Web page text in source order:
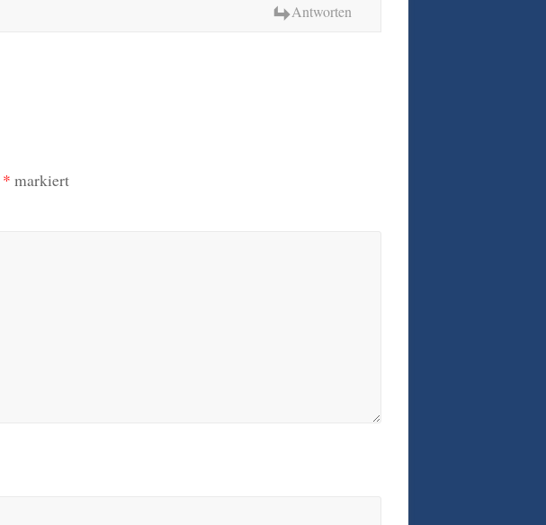
Antworten
* markiert